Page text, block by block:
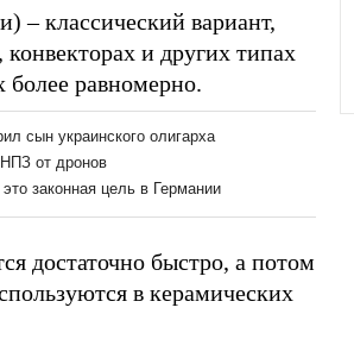
– классический вариант,
и других типах
более равномерно.
достаточно быстро, а потом
в керамических